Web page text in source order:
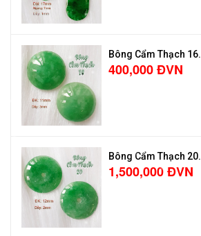
Bông Cẩm Thạch 16.
400,000 ĐVN
Bông Cẩm Thạch 20.
1,500,000 ĐVN